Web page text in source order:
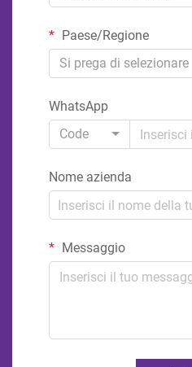
Paese/Regione
Si prega di selezionare
WhatsApp
Code
Nome azienda
Messaggio